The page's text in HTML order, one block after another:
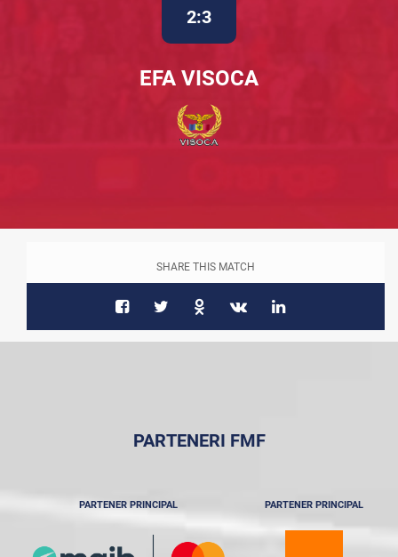
2:3
EFA VISOCA
SHARE THIS MATCH
PARTENERI FMF
PARTENER PRINCIPAL PARTENER PRINCIPAL